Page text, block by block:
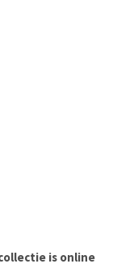
is online